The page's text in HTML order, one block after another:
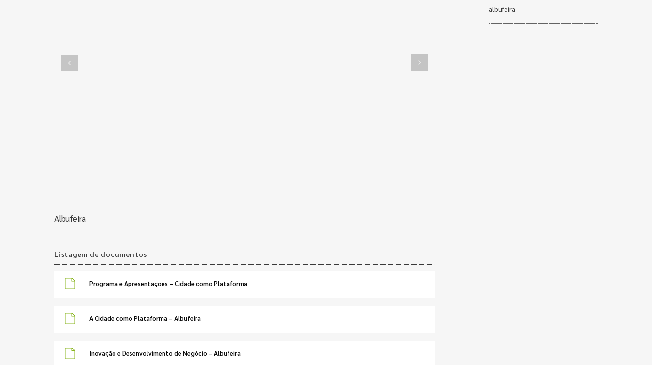
Albufeira
Listagem de documentos
Programa e Apresentações – Cidade como Plataforma
A Cidade como Plataforma – Albufeira
Inovação e Desenvolvimento de Negócio – Albufeira
albufeira